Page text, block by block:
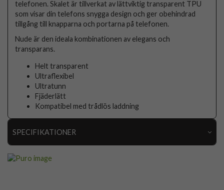
telefonen. Skalet är tillverkat av lättviktig transparent TPU
som visar din telefons snygga design och ger obehindrad
tillgång till knapparna och portarna på telefonen.
Nude är den ideala kombinationen av elegans och
transparans.
Helt transparent
Ultraflexibel
Ultratunn
Fjäderlätt
Kompatibel med trådlös laddning
SPECIFIKATIONER